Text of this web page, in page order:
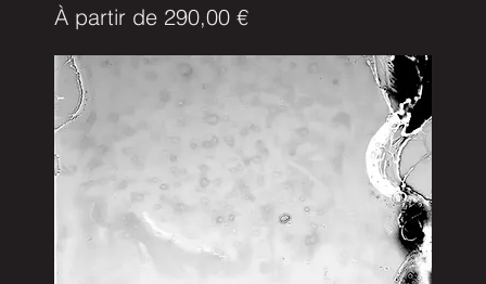
À partir de 290,00 €
Prix promotionnel